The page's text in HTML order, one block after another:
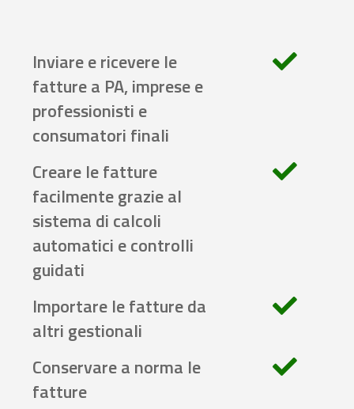
Inviare e ricevere le
fatture a PA, imprese e
professionisti e
consumatori finali
Creare le fatture
facilmente grazie al
sistema di calcoli
automatici e controlli
guidati
Importare le fatture da
altri gestionali
Conservare a norma le
fatture